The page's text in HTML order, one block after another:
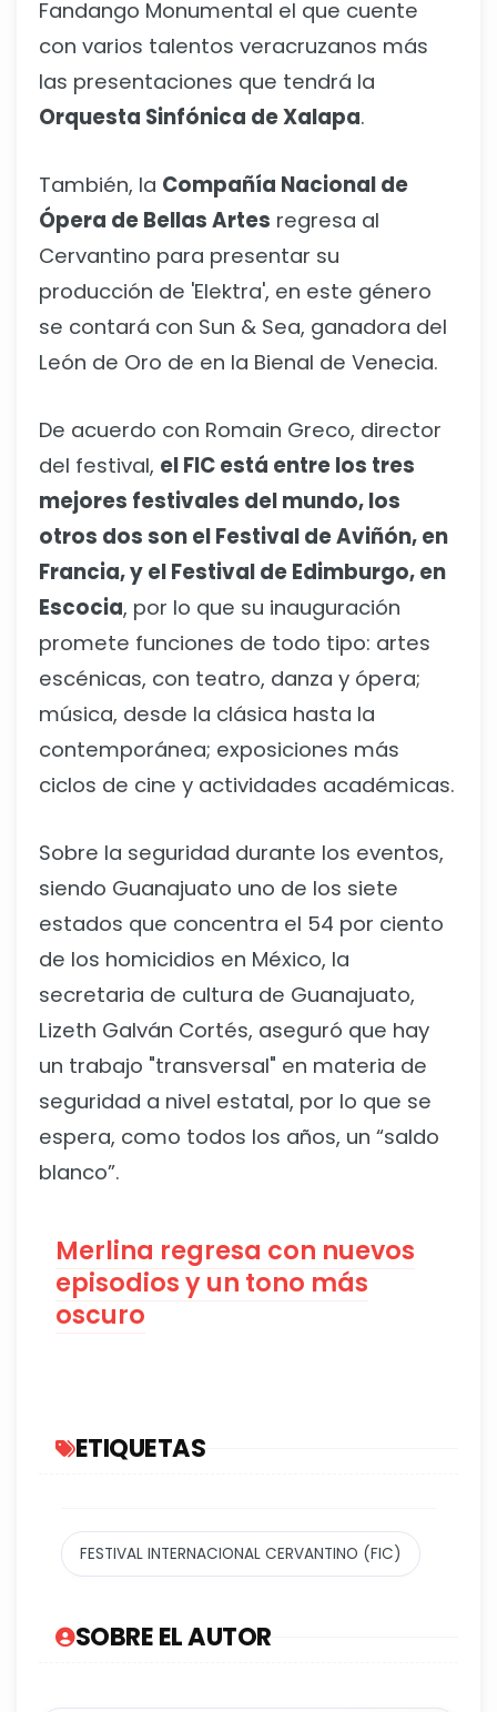
Fandango Monumental el que cuente
con varios talentos veracruzanos más
las presentaciones que tendrá la
Orquesta Sinfónica de Xalapa.
También, la Compañía Nacional de
Ópera de Bellas Artes regresa al
Cervantino para presentar su
producción de 'Elektra', en este género
se contará con Sun & Sea, ganadora del
León de Oro de en la Bienal de Venecia.
De acuerdo con Romain Greco, director
del festival, el FIC está entre los tres
mejores festivales del mundo, los
otros dos son el Festival de Aviñón, en
Francia, y el Festival de Edimburgo, en
Escocia, por lo que su inauguración
promete funciones de todo tipo: artes
escénicas, con teatro, danza y ópera;
música, desde la clásica hasta la
contemporánea; exposiciones más
ciclos de cine y actividades académicas.
Sobre la seguridad durante los eventos,
siendo Guanajuato uno de los siete
estados que concentra el 54 por ciento
de los homicidios en México, la
secretaria de cultura de Guanajuato,
Lizeth Galván Cortés, aseguró que hay
un trabajo "transversal" en materia de
seguridad a nivel estatal, por lo que se
espera, como todos los años, un “saldo
blanco”.
Merlina regresa con nuevos
episodios y un tono más
oscuro
ETIQUETAS
FESTIVAL INTERNACIONAL CERVANTINO (FIC)
SOBRE EL AUTOR